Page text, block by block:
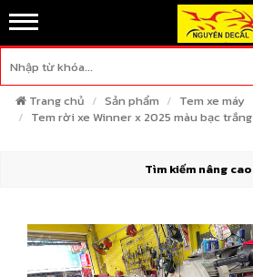
Trang chủ Sản phẩm
Tem xe máy
Tem rời xe Winner x 2025 màu bạc trắng
Tìm kiếm nâng cao